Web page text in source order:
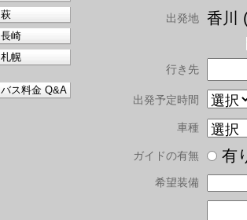
出発地 香川
行き先
出発予定時間
車種
ガイドの有無
希望装備
萩
長崎
札幌
バス料金 Q&A